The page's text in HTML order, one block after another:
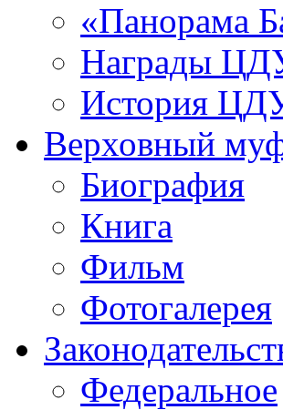
«Панорама
Награды
История
Верховный
Биография
Книга
Фильм
Фотогалерея
Федеральное